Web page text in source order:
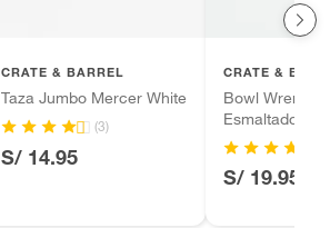
CRATE & BARREL
Taza Jumbo Mercer White
(3)
S/ 14.95
CRATE &
Bowl Wren de
Esmaltado
S/ 19.95